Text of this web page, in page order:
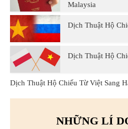
Malaysia
Dịch Thuật Hộ
Dịch Thuật Hộ
Dịch Thuật Hộ Chiếu Từ Việt Sang
NHỮNG LÍ